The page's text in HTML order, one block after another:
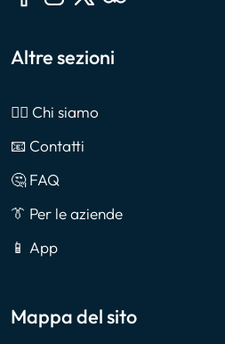
Altre sezioni
🙎‍♂️ Chi siamo
📧 Contatti
🤔 FAQ
👔 Per le aziende
📱 App
Mappa del sito